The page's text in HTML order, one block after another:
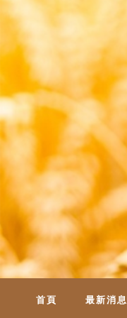
首頁 最新消息